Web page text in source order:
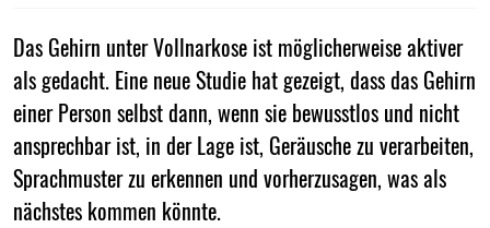
Das Gehirn unter Vollnarkose ist möglicherweise aktiver
als gedacht. Eine neue Studie hat gezeigt, dass das Gehirn
einer Person selbst dann, wenn sie bewusstlos und nicht
ansprechbar ist, in der Lage ist, Geräusche zu verarbeiten,
Sprachmuster zu erkennen und vorherzusagen, was als
nächstes kommen könnte.